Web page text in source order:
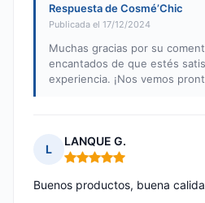
Respuesta de Cosmé’Chic
Publicada el 17/12/2024
Muchas gracias por su
encantados de que estés
experiencia. ¡Nos vemos
L
LANQUE G.
Nota: 5 de 5
Buenos productos, buena